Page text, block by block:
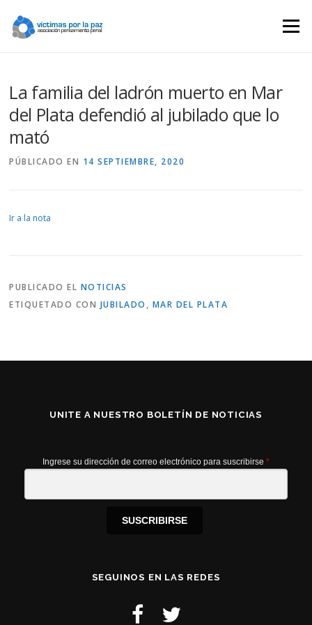
contenido
Menú
La familia del ladrón muerto en Mar
del Plata defendió al jubilado que lo
mató
PÚBLICADO EN 14 SEPTIEMBRE, 2020
Ir a la nota
PUBLICADO EL NOTICIAS
ETIQUETADO CON JUBILADO , MAR DEL PLATA
UNITE A NUESTRO BOLETÍN DE NOTICIAS
Ingrese su dirección de correo electrónico para suscribirse *
SUSCRIBIRSE
SEGUINOS EN LAS REDES